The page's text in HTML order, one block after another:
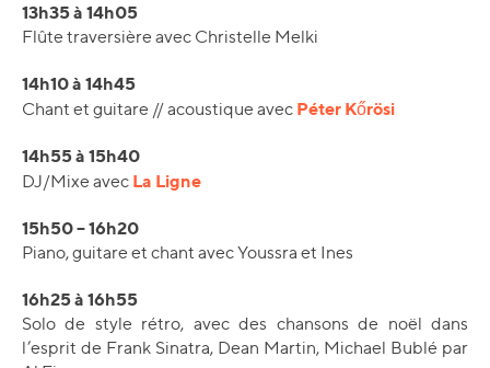
13h35 à 14h05
Flûte traversière avec Christelle Melki
14h10 à 14h45
Chant et guitare // acoustique avec Péter Kőrösi
14h55 à 15h40
DJ/Mixe avec La Ligne
15h50 – 16h20
Piano, guitare et chant avec Youssra et Ines
16h25 à 16h55
Solo de style rétro, avec des chansons de noël dans
l’esprit de Frank Sinatra, Dean Martin, Michael Bublé par